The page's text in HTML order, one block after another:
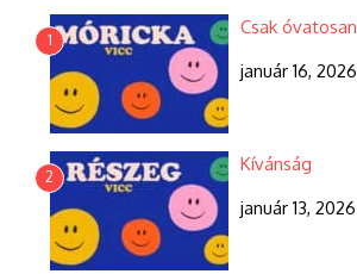
1
Csak óvatosan
január 16, 2026
2
Kívánság
január 13, 2026